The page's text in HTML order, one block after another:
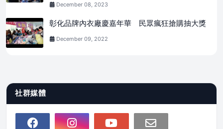
December 08, 2023
彰化品牌內衣廠慶嘉年華 民眾瘋狂搶購抽大獎
December 09, 2022
社群媒體